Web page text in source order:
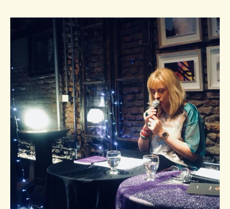
entrada
entrada